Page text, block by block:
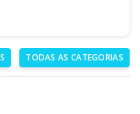
TODAS AS CATEGORIAS